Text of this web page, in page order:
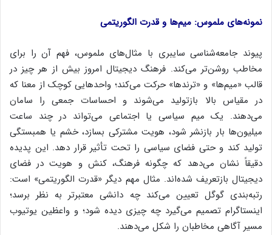
نمونه‌های ملموس: میم‌ها و قدرت الگوریتمی
پیوند جامعه‌شناسی سایبری با مثال‌های ملموس، فهم آن را برای
مخاطب روشن‌تر می‌کند. فرهنگ دیجیتال امروز بیش از هر چیز در
قالب «میم‌ها» و «ترندها» حرکت می‌کند؛ واحدهایی کوچک از معنا که
در مقیاس بالا بازتولید می‌شوند و احساسات جمعی را سامان
می‌دهند. یک میم سیاسی یا اجتماعی می‌تواند در چند ساعت
میلیون‌ها بار بازنشر شود، هویت مشترکی بسازد، خشم یا همبستگی
تولید کند و حتی فضای سیاسی را تحت تأثیر قرار دهد. این پدیده
دقیقاً نشان می‌دهد که چگونه فرهنگ، کنش و هویت در فضای
دیجیتال بازتعریف شده‌اند. مثال مهم دیگر «قدرت الگوریتمی» است:
رتبه‌بندی گوگل تعیین می‌کند چه دانشی معتبرتر به نظر برسد؛
اینستاگرام تصمیم می‌گیرد چه چیزی دیده شود؛ و واعظین یوتیوب
مسیر آگاهی مخاطبان را شکل می‌دهند.